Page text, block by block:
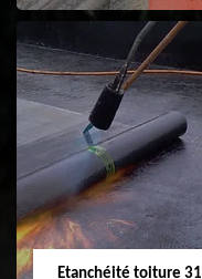
Peinture sur tuile
31
Etanchéité toiture 31